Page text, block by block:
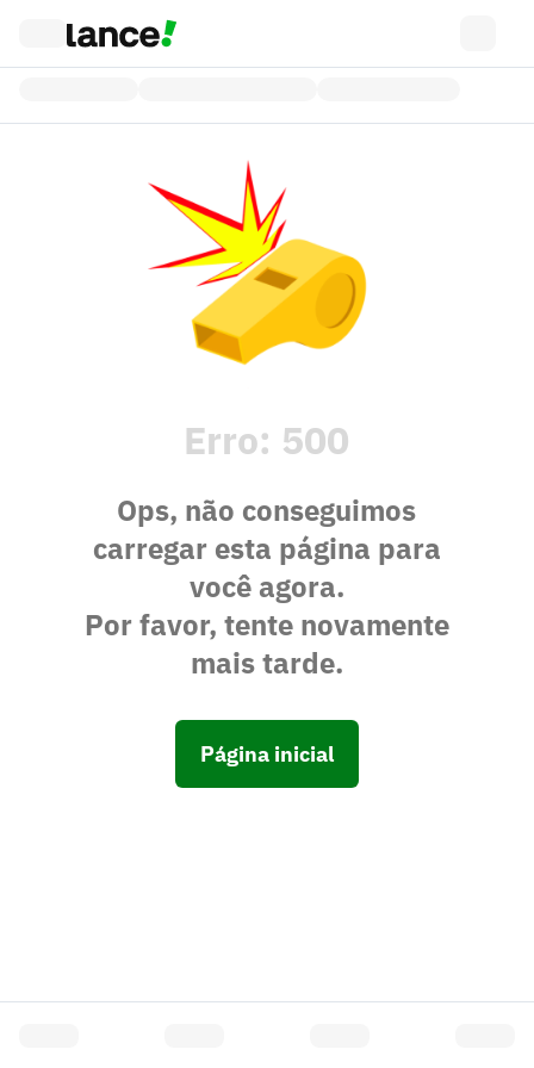
Erro: 500
Ops, não conseguimos
carregar esta página para
você agora.
Por favor, tente novamente
mais tarde.
Página inicial